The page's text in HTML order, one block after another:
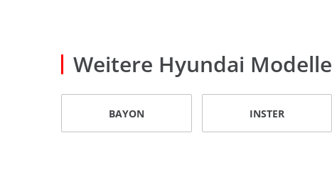
Weitere Hyundai Modelle
BAYON INSTER